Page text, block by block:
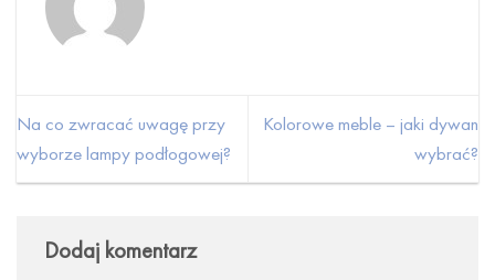
Na co zwracać uwagę przy
wyborze lampy podłogowej?
Kolorowe meble – jaki dywan
wybrać?
Dodaj komentarz